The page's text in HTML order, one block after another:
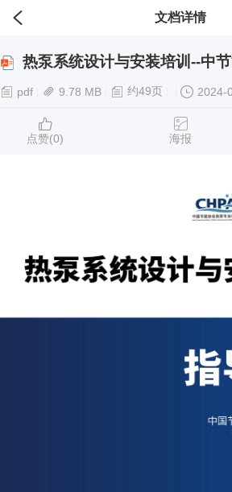
文档详情
热泵系统设计与安装培训--中
pdf 9.78 MB 约49页 2024-
点赞(0) 海报